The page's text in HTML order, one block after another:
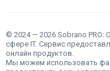
© 2024 — 2026 Sobrano.PRO:
сфере IT. Сервис
онлайн продуктов.
Мы можем использовать